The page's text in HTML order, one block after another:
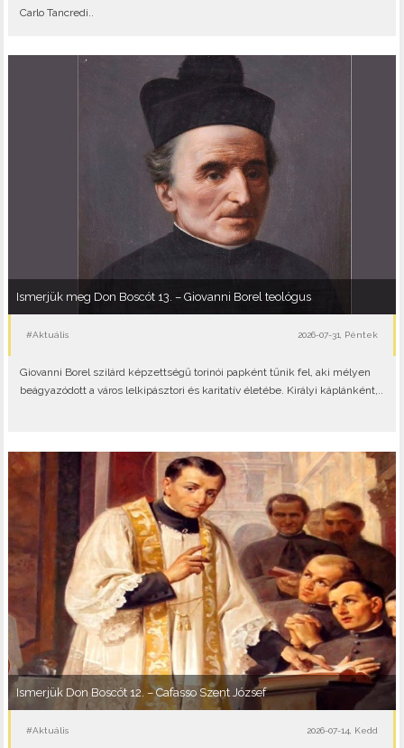
Carlo Tancredi..
Ismerjük meg Don Boscót 13. – Giovanni Borel teológus
#Aktuális 2026-07-31, Péntek
Giovanni Borel szilárd képzettségű torinói papként tűnik fel, aki mélyen
beágyazódott a város lelkipásztori és karitatív életébe. Királyi káplánként,..
Ismerjük Don Boscót 12. – Cafasso Szent József
#Aktuális 2026-07-14, Kedd